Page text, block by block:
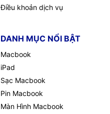
Điều khoản dịch vụ
DANH MỤC NỔI BẬT
Macbook
iPad
Sạc Macbook
Pin Macbook
Màn Hình Macbook